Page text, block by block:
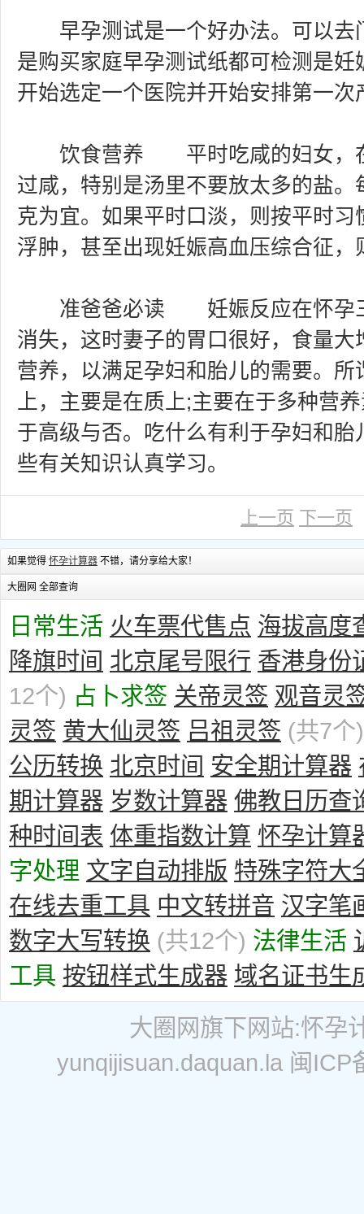
早孕测试是一个好办法。可以去
是购买家庭早孕测试纸都可检测是
开始选定一个医院并开始安排第一次
饮食营养 平时吃咸的妇女，在
过咸，特别是汤里不要放太多的盐。
克为宜。如果平时口淡，则按平时
浮肿，甚至出现妊娠高血压综合征
准爸爸必读 妊娠反应在怀孕三
消失，这时妻子的胃口很好，食量
营养，以满足孕妇和胎儿的需要。
上，主要是在质上;主要在于多种营
于高级与否。吃什么有利于孕妇和
些有关知识认真学习。
上一页 下一页
如果觉得 怀孕计算器 不错，请分享给大家！
大圈网 全部查询
日常生活 火车票代售点 海拔高度
降旗时间 北京尾号限行 香港身份
12个) 占卜求签 关帝灵签 观音灵
灵签 黄大仙灵签 吕祖灵签 (共7个)
公历转换 北京时间 安全期计算器
期计算器 岁数计算器 佛教日历查
种时间表 体重指数计算 怀孕计算
字处理 文字自动排版 特殊字符大
在线去重工具 中文转拼音 汉字笔
数字大写转换 (共12个) 法律生活
工具 按钮样式生成器 域名证书生
大圈网旗下网站:怀孕
yunqijisuan.daquan.la 闽ICP